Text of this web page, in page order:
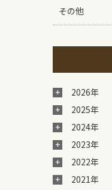
その他
2026年
2025年
2024年
2023年
2022年
2021年